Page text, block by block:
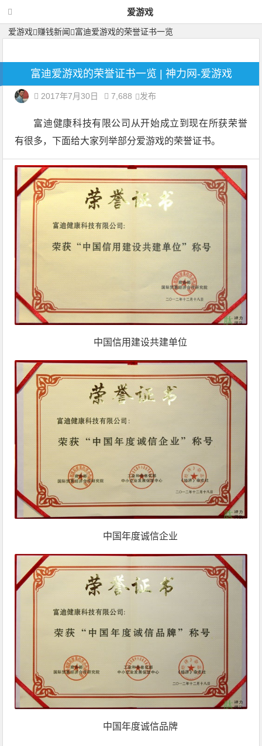
爱游戏
爱游戏 赚钱新闻 富迪爱游戏的荣誉证书一览
富迪爱游戏的荣誉证书一览 | 神力网-爱游戏
2017年7月30日 7,688 发布
富迪健康科技有限公司从开始成立到现在所获荣誉
有很多，下面给大家列举部分爱游戏的荣誉证书。
中国信用建设共建单位
中国年度诚信企业
中国年度诚信品牌